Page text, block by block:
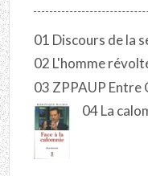
01 Discours de la
02 L'homme
03 ZPPAUP
04 La